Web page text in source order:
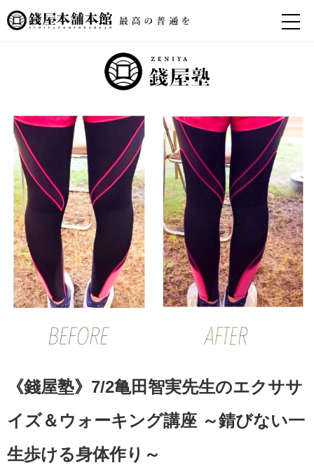
《錢屋塾》7/2亀田智実先生のエクササ
イズ＆ウォーキング講座 ～錆びない一
生歩ける身体作り～